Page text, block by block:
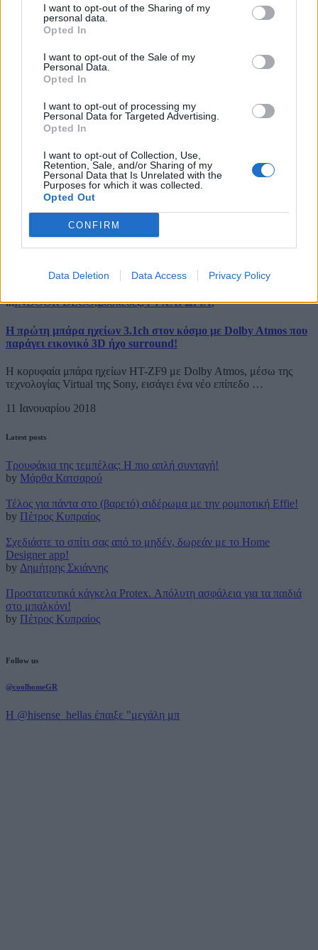
I want to opt-out of the Sharing of my
personal data.
Opted In
I want to opt-out of the Sale of my
Personal Data.
Opted In
I want to opt-out of processing my
Personal Data for Targeted Advertising.
Opted In
I want to opt-out of Collection, Use,
Retention, Sale, and/or Sharing of my
Personal Data that Is Unrelated with the
Purposes for which it was collected.
Opted Out
CONFIRM
Data Deletion Data Access Privacy Policy
CONNECTED CAR,CONNECTING HOME
DREAM
SMART HOME & DEVICES
Το νέο soundbar της LG προσφέρει ήχο υψηλής ποιότητας –
Συνδυάζεται άψογα με τις OLED τηλεοράσεις GX GALLERY
Soundbar διαθέτει εξαιρετικά εκλεπτυσμένο σχεδιασμό και
προηγμένες τεχνολογίες …
INDOOR DECO,Συσκευές,ΨΥΧΑΓΩΓΙΑ,
Απλότητα και Τελειότητα από την σειρά LG Signature OLED
TV W8!
Η LG Electronics (LG) παρουσιάζει στην Ελλάδα τα νέα μοντέλα
της σειράς LG Signature OLED TV W8 τα …
5 Ιουνίου 2018
inINDOOR DECO,Συσκευές,ΨΥΧΑΓΩΓΙΑ,
Η πρώτη μπάρα ηχείων 3.1ch στον κόσμο με Dolby Atmos που
παράγει εικονικό 3D ήχο surround!
Η κορυφαία μπάρα ηχείων HT-ZF9 με Dolby Atmos, μέσω της
τεχνολογίας Virtual της Sony, εισάγει ένα νέο επίπεδο …
11 Ιανουαρίου 2018
Latest posts
Τρουφάκια της τεμπέλας: Η πιο απλή συνταγή!
by Μάρθα Κατσαρού
Τέλος για πάντα στο (βαρετό) σιδέρωμα με την ρομποτική Effie!
by Πέτρος Κυπραίος
Σχεδιάστε το σπίτι σας από το μηδέν, δωρεάν με το Home
Designer app!
by Δημήτρης Σκιάννης
Προστατευτικά κάγκελα Protex. Απόλυτη ασφάλεια για τα παιδιά
στο μπαλκόνι!
by Πέτρος Κυπραίος
Follow us
@coolhomeGR
Η @hisense_hellas έπαιξε "μεγάλη μπ